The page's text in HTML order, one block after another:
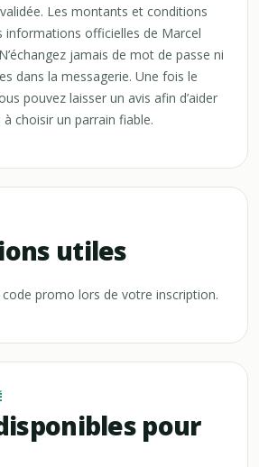
Les montants et conditions
informations officielles de Marcel
jamais de mot de passe ni
dans la messagerie. Une fois le
pouvez laisser un avis afin d’aider
choisir un parrain fiable.
utiles
code promo lors de votre inscription.
pour